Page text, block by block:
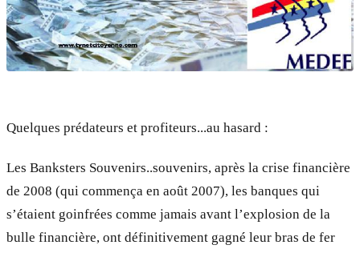
Quelques prédateurs et profiteurs...au hasard :
Les Banksters Souvenirs..souvenirs, après la crise financière
de 2008 (qui commença en août 2007), les banques qui
s’étaient goinfrées comme jamais avant l’explosion de la
bulle financière, ont définitivement gagné leur bras de fer